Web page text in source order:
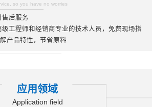
so you have no worries
后服务
工程师和经销商专业的技术人员，免费现场指
产品特性，节省原料
应用领域
Application field